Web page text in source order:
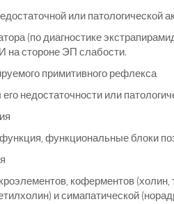
или патологической
(по диагностике
на стороне ЭП слабости.
примитивного рефлекса
недостаточности или
функциональные блоки
коферментов
и симапатической